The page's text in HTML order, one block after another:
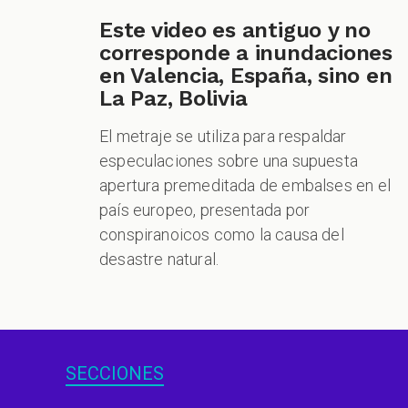
Este video es antiguo y no
corresponde a inundaciones
en Valencia, España, sino en
La Paz, Bolivia
El metraje se utiliza para respaldar
especulaciones sobre una supuesta
apertura premeditada de embalses en el
país europeo, presentada por
conspiranoicos como la causa del
desastre natural.
SECCIONES